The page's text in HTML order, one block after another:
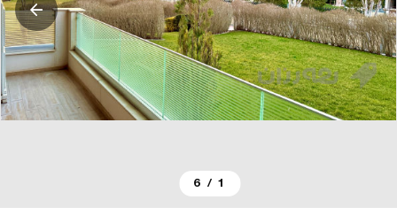
چات
دەربارە
1
/
6